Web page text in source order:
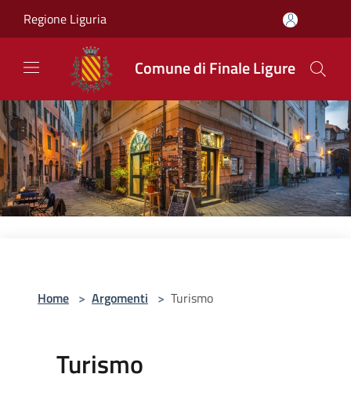
Regione Liguria
Comune di Finale Ligure
Home > Argomenti > Turismo
Turismo